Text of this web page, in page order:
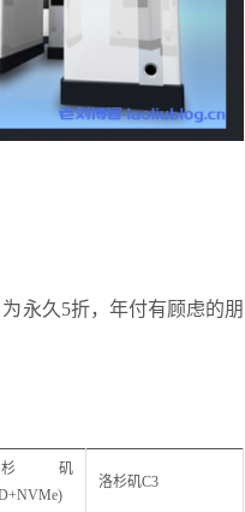
永久5折，年付有顾虑的朋
矶
洛杉矶C3